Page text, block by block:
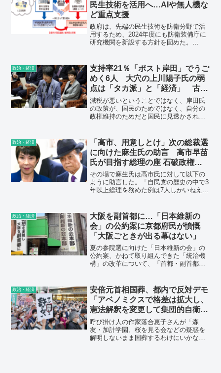
民生技術を活用へ…AIや無人機な
ど重点支援
政府は、先端の民生技術を防衛分野で活
用するため、2024年度にも防衛装備庁に
研究機関を新設する方針を固めた。
支援する。
政治・経済
支持率21％「ポスト岸田」でうご
めく6人 大穴の上川陽子氏の弱
点は「タカ派」と「経済」 古賀
茂明
減税が悪いということではなく、岸田氏
の政策が、国民のためではなく、自分の
政権維持のためだと国民に見透かされ、
政治・経済
「高市、用意しとけ」次の総裁選
に向けた麻生氏の助言 高市早苗
氏が目指す総理の座 石破政権の
次を見据え課題払しょくに動き
その場で麻生氏は高市氏に対して以下の
ように助言した。「自民党の歴史の中で3
年以上総理を務めた例は7人しかいねえ。
とけ。議員は仲間作りが大事だから、こ
れから半年くらい飲み会に行け」
政治・経済
大阪を副首都に…「日本維新の
会」の公約案に京都府民が憤慨
「大阪ごときが出る幕はない」
夏の参院選に向けた「日本維新の会」の
公約案、かねて取り組んできた「統治機
構」の改革について、「首都・副首都法
二極型国家を実現する」とした。なかで
も大きな反応を見せたのが京都府民だ。
《大阪ごときが出る幕はない！御所のあ
る京都で良い》
政治・経済
安倍元首相国葬、都内で反対デモ
「アベノミクスで格差は拡大し、
憲法解釈を変更して集団的自衛権
の行使を認めさた。国葬は絶対反
対です」（参加者）
呼び掛け人の作家落合恵子さんが「森
友・加計学園、桜を見る会などの疑惑を
解明しないまま国葬するわけにいかな